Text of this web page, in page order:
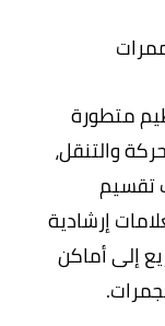
متطورة
والتنقل،
تقسيم
إرشادية
إلى أماكن